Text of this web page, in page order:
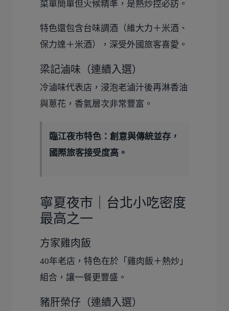
菜單簡單但火候精準，是熱炒控必訪。
特色還包含台味調酒（維大力＋米酒、
保力達＋米酒），深受外國旅客喜愛。
梁記滷味（連續入選）
冷滷味代表店，浸泡老滷汁後再淋香油
與蔥花，香氣層次非常豐富。
臨江夜市特色：創意與傳統並存，
國際旅客接受度高。
寧夏夜市｜台北小吃密度
最高之一
方家雞肉飯
40年老店，特色在於「雞肉飯＋熱炒」
組合，讓一餐更豐盛。
豬肝榮仔（連續入選）